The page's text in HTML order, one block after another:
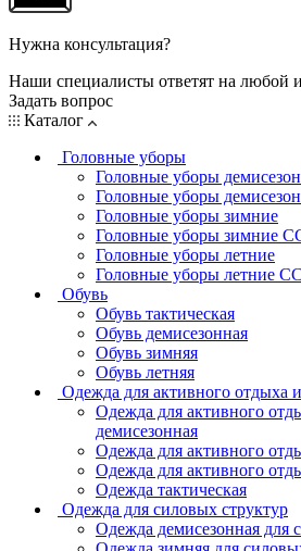
Нужна консультация?
Наши специалисты ответят на любой
Задать вопрос
Каталог
Головные уборы
Головные уборы
Головные уборы
Головные уборы зимние
Головные уборы зимние
Головные уборы летние
Головные уборы летние СС
Обувь
Обувь тактическая
Обувь демисезонная
Обувь зимняя
Обувь летняя
Одежда для активного отдыха
Одежда для активного
демисезонная
Одежда для активного
Одежда для активного
Одежда тактическая
Одежда для силовых структур
Одежда демисезонная для